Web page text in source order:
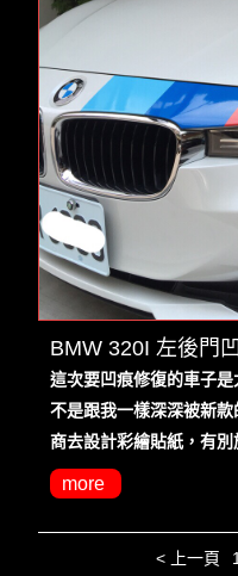
BMW 320I 左後門
這次要凹痕修復的車子
不是跟我一樣深深被新
商去設計彩繪貼紙，有別
more
< 上一頁 1